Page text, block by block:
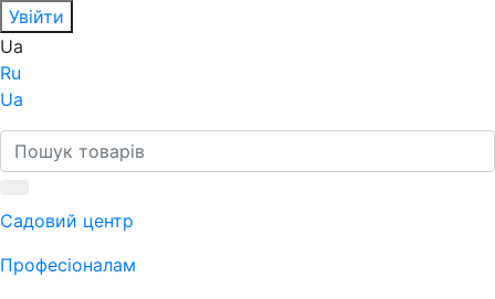
Увійти
Ua
Ru
Ua
Садовий центр
Професіоналам